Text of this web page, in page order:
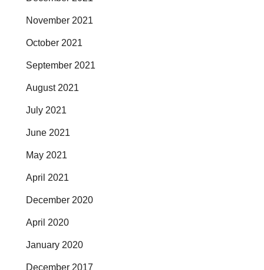
November 2021
October 2021
September 2021
August 2021
July 2021
June 2021
May 2021
April 2021
December 2020
April 2020
January 2020
December 2017